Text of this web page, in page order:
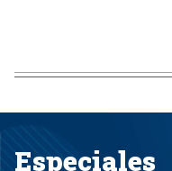
Especiales